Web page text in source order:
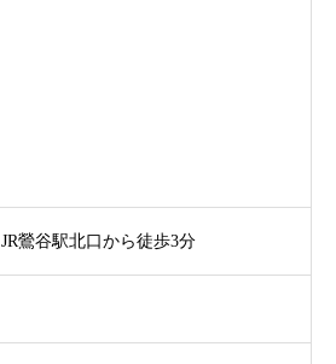
JR鶯谷駅北口から徒歩3分